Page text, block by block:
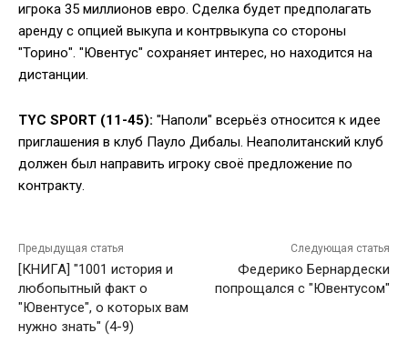
игрока 35 миллионов евро. Сделка будет предполагать
аренду с опцией выкупа и контрвыкупа со стороны
"Торино". "Ювентус" сохраняет интерес, но находится на
дистанции.
TYC SPORT (11-45): "Наполи" всерьёз относится к идее
приглашения в клуб Пауло Дибалы. Неаполитанский клуб
должен был направить игроку своё предложение по
контракту.
Предыдущая статья
[КНИГА] "1001 история и
любопытный факт о
"Ювентусе", о которых вам
нужно знать" (4-9)
Следующая статья
Федерико Бернардески
попрощался с "Ювентусом"